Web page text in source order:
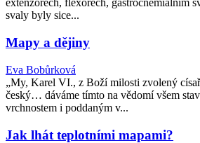
extenzorech, flexorech, gastrocnemiálním
svaly byly sice...
Mapy a dějiny
Eva Bobůrková
„My, Karel VI., z Boží milosti zvolený
český… dáváme tímto na vědomí všem
vrchnostem i poddaným v...
Jak lhát teplotními mapami?